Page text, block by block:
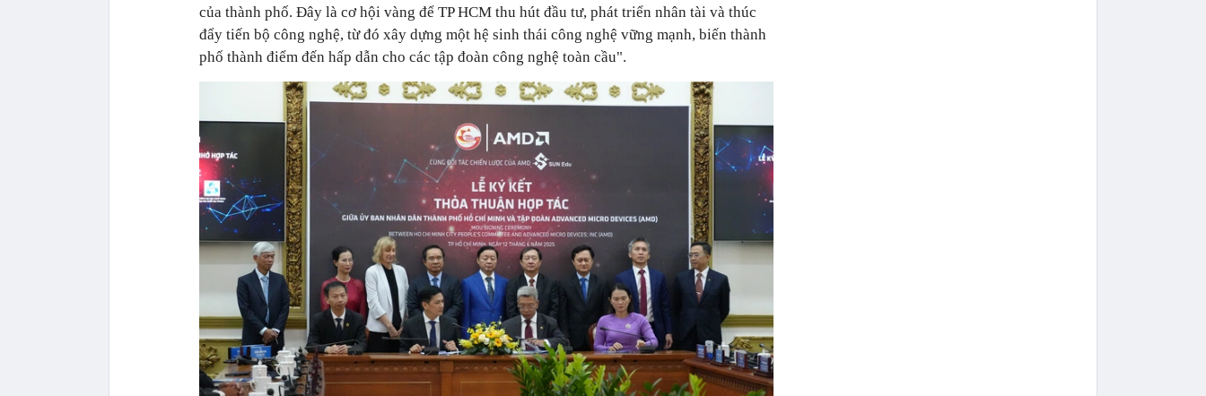
của thành phố. Đây là cơ hội vàng để TP HCM thu hút đầu tư, phát triển nhân tài và thúc
đẩy tiến bộ công nghệ, từ đó xây dựng một hệ sinh thái công nghệ vững mạnh, biến thành
phố thành điểm đến hấp dẫn cho các tập đoàn công nghệ toàn cầu".